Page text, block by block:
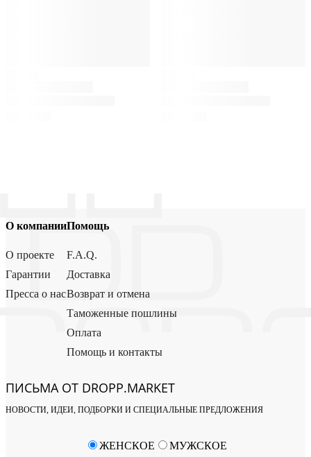
О компании
О проекте
Гарантии
Пресса о нас
Помощь
F.A.Q.
Доставка
Возврат и отмена
Таможенные пошлины
Оплата
Помощь и контакты
ПИСЬМА ОТ DROPP.MARKET
НОВОСТИ, ИДЕИ, ПОДБОРКИ И СПЕЦИАЛЬНЫЕ ПРЕДЛОЖЕНИЯ
ЖЕНСКОЕ МУЖСКОЕ